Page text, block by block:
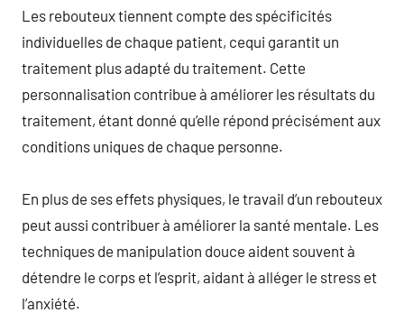
Les rebouteux tiennent compte des spécificités
individuelles de chaque patient, cequi garantit un
traitement plus adapté du traitement. Cette
personnalisation contribue à améliorer les résultats du
traitement, étant donné qu’elle répond précisément aux
conditions uniques de chaque personne.
En plus de ses effets physiques, le travail d’un rebouteux
peut aussi contribuer à améliorer la santé mentale. Les
techniques de manipulation douce aident souvent à
détendre le corps et l’esprit, aidant à alléger le stress et
l’anxiété.